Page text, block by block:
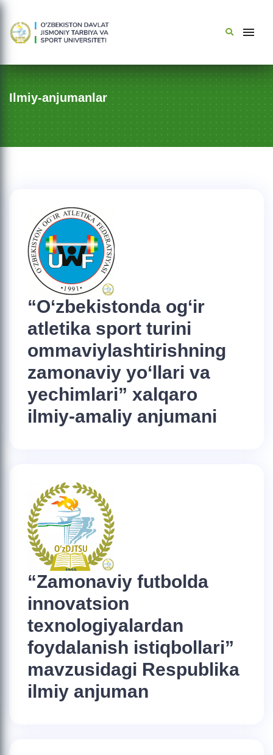
Ilmiy-anjumanlar
“O‘zbekistonda og‘ir
atletika sport turini
ommaviylashtirishning
zamonaviy yo‘llari va
yechimlari” xalqaro
ilmiy-amaliy anjumani
“Zamonaviy futbolda
innovatsion
texnologiyalardan
foydalanish istiqbollari”
mavzusidagi Respublika
ilmiy anjuman